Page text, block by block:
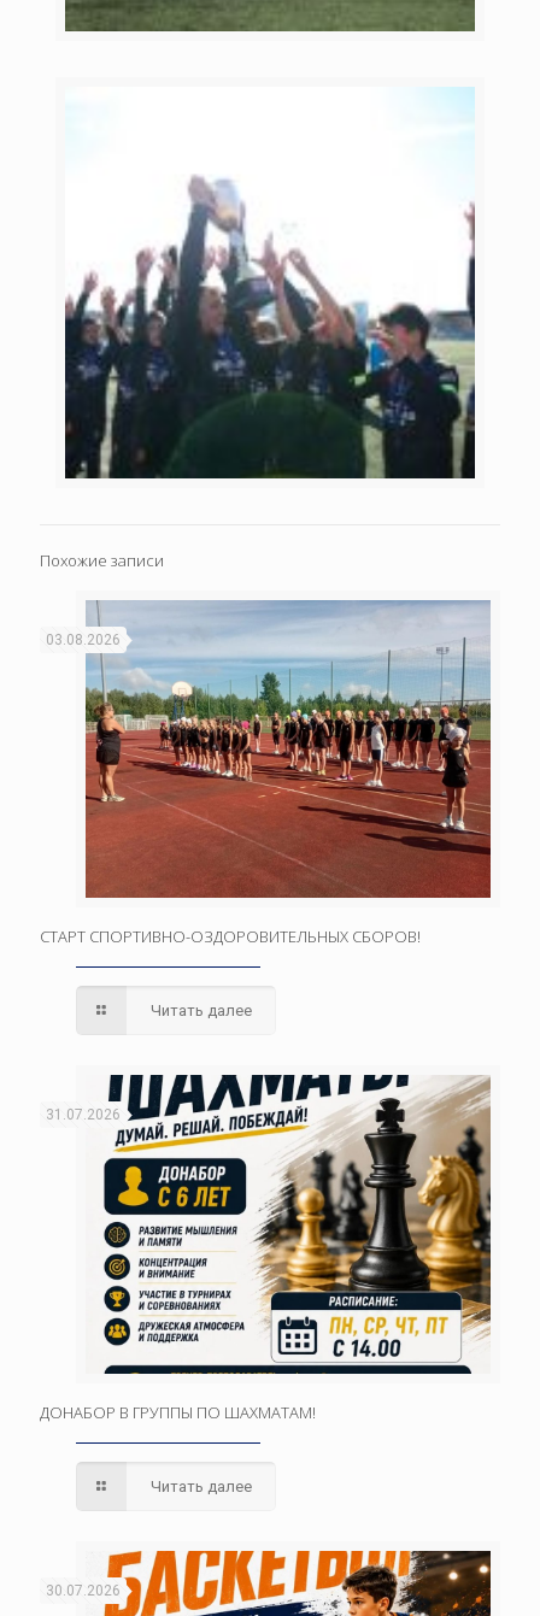
Похожие записи
03.08.2026
СТАРТ СПОРТИВНО-ОЗДОРОВИТЕЛЬНЫХ СБОРОВ!
Читать далее
31.07.2026
ДОНАБОР В ГРУППЫ ПО ШАХМАТАМ!
Читать далее
30.07.2026